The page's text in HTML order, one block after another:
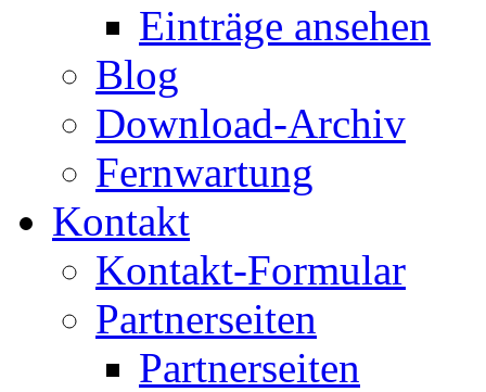
Einträge ansehen
Blog
Download-Archiv
Fernwartung
Kontakt
Kontakt-Formular
Partnerseiten
Partnerseiten